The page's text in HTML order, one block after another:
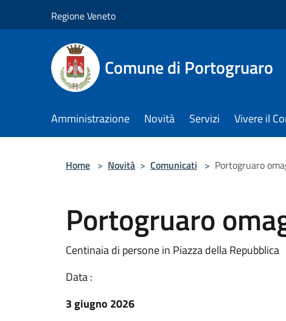
Regione Veneto
Comune di Portogruaro
Amministrazione Novità Servizi Vivere il
Home > Novità > Comunicati > Portogruaro
Portogruaro
Centinaia di persone in Piazza della Repubblica
Data :
3 giugno 2026